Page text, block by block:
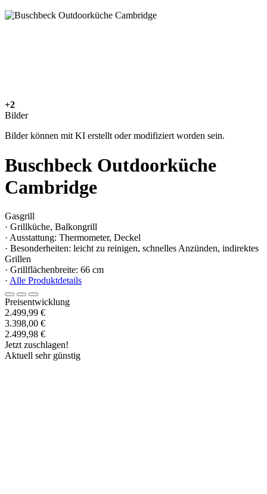
+2
Bilder
Bilder können mit KI erstellt oder modifiziert worden sein.
Buschbeck Outdoorküche
Cambridge
Gasgrill
· Grillküche, Balkongrill
· Ausstattung: Thermometer, Deckel
· Besonderheiten: leicht zu reinigen, schnelles Anzünden, indirektes
Grillen
· Grillflächenbreite: 66 cm
· Alle Produktdetails
Preisentwicklung
2.499,99 €
3.398,00 €
2.499,98 €
Jetzt zuschlagen!
Aktuell sehr günstig